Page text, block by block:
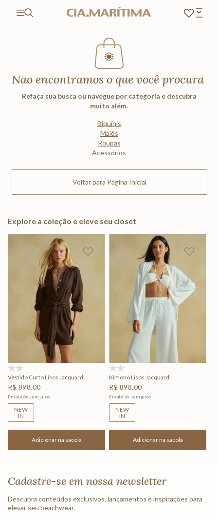
Não encontramos o que você procura
Refaça sua busca ou navegue por categoria e descubra
muito além.
Biquínis
Maiôs
Roupas
Acessórios
Voltar para Página Inicial
Explore a coleção e eleve seu closet
Vestido Curto Lisos Jacquard
R$ 898,00
Em até 6x sem juros
NEW
IN
Adicionar na sacola
Kimono Lisos Jacquard
R$ 898,00
Em até 6x sem juros
NEW
IN
Adicionar na sacola
Cadastre-se em nossa newsletter
Descubra conteúdos exclusivos, lançamentos e inspirações para
elevar seu beachwear.